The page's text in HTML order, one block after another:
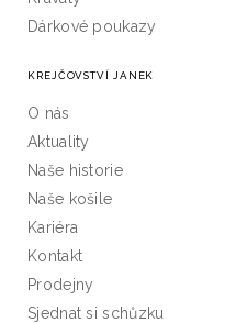
Dárkové poukazy
KREJČOVSTVÍ JANEK
O nás
Aktuality
Naše historie
Naše košile
Kariéra
Kontakt
Prodejny
Sjednat si schůzku